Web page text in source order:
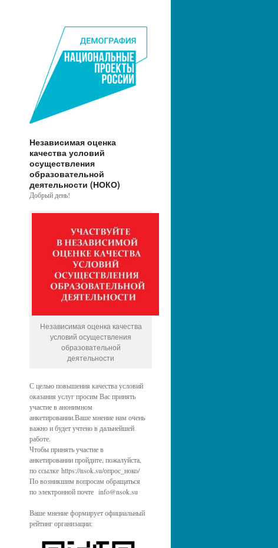
Независимая оценка
качества условий
осуществления
образовательной
деятельности (НОКО)
Добрый день!
Независимая оценка качества
условий осуществления
образовательной
деятельности
С целью повышения качества условий
оказания услуг просим Вас принять
участие в анонимном
анкетировании.Ваше мнение нам очень
важно и будет учтено в дальнейшей
работе.
Чтобы принять участие в
анкетировании пройдите, пожалуйста,
по ссылке https://nsok.su/опрос_ноко/
По возникшим вопросам обращаться
по электронной почте info@nsok.su
Ваше мнение формирует официальный
рейтинг организации: